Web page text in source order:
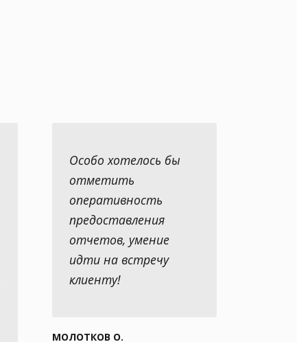
Особо хотелось бы
отметить
оперативность
предоставления
отчетов, умение
идти на встречу
клиенту!
МОЛОТКОВ О.